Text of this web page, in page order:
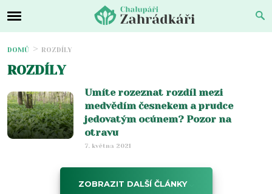
DOMŮ ROZDÍLY
ROZDÍLY
Umíte rozeznat rozdíl mezi
medvědím česnekem a prudce
jedovatým ocúnem? Pozor na
otravu
7. května 2021
ZOBRAZIT DALŠÍ ČLÁNKY